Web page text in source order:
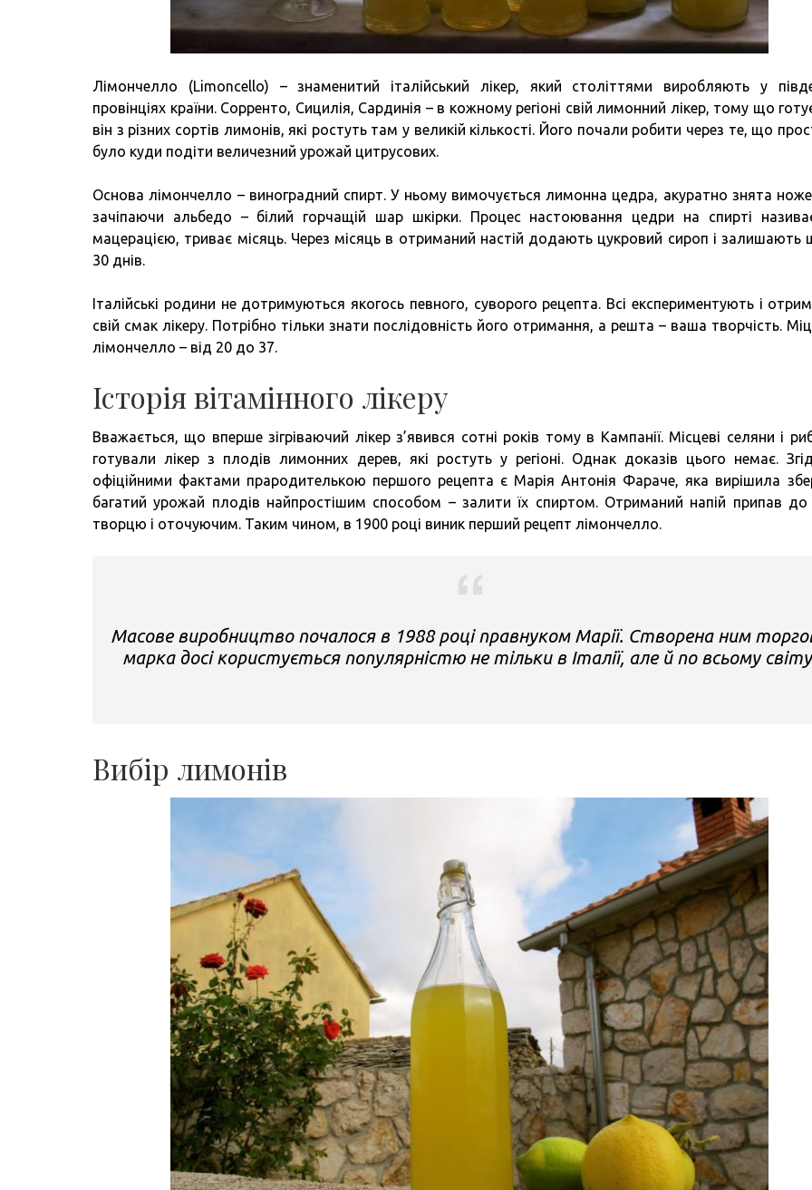
Лімончелло (Limoncello) – знаменитий італійський лікер, який століттями виробляють у
провінціях країни. Сорренто, Сицилія, Сардинія – в кожному регіоні свій лимонний лікер, тому що
він з різних сортів лимонів, які ростуть там у великій кількості. Його почали робити через те, що
було куди подіти величезний урожай цитрусових.
Основа лімончелло – виноградний спирт. У ньому вимочується лимонна цедра, акуратно знята
зачіпаючи альбедо – білий горчащій шар шкірки. Процес настоювання цедри на спирті
мацерацією, триває місяць. Через місяць в отриманий настій додають цукровий сироп і залишають
30 днів.
Італійські родини не дотримуються якогось певного, суворого рецепта. Всі експериментують і
свій смак лікеру. Потрібно тільки знати послідовність його отримання, а решта – ваша творчість.
лімончелло – від 20 до 37.
Історія вітамінного лікеру
Вважається, що вперше зігріваючий лікер з’явився сотні років тому в Кампанії. Місцеві селяни і
готували лікер з плодів лимонних дерев, які ростуть у регіоні. Однак доказів цього немає.
офіційними фактами прародителькою першого рецепта є Марія Антонія Фараче, яка вирішила
багатий урожай плодів найпростішим способом – залити їх спиртом. Отриманий напій припав до
творцю і оточуючим. Таким чином, в 1900 році виник перший рецепт лімончелло.
Масове виробництво почалося в 1988 році правнуком Марії. Створена ним
марка досі користується популярністю не тільки в Італії, але й по всьому
Вибір лимонів